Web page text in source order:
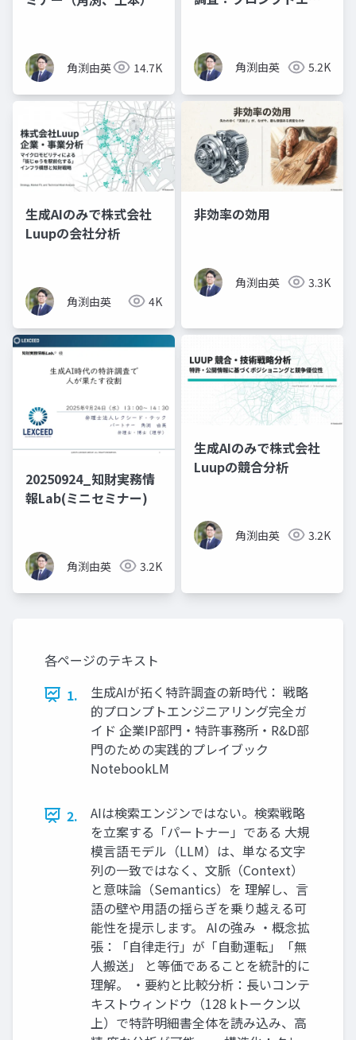
角渕由英 14.7K 角渕由英 5.2K
生成AIのみで株式会社
Luupの会社分析
角渕由英 4K
非効率の効用
角渕由英 3.3K
20250924_知財実務情
報Lab(ミニセミナー)
角渕由英 3.2K
生成AIのみで株式会社
Luupの競合分析
角渕由英 3.2K
各ページのテキスト
1.
生成AIが拓く特許調査の新時代： 戦略
的プロンプトエンジニアリング完全ガ
イド 企業IP部門・特許事務所・R&D部
門のための実践的プレイブック
NotebookLM
2.
AIは検索エンジンではない。検索戦略
を立案する「パートナー」である 大規
模言語モデル（LLM）は、単なる文字
列の一致ではなく、文脈（Context）
と意味論（Semantics）を 理解し、言
語の壁や用語の揺らぎを乗り越える可
能性を提示します。 AIの強み ・概念拡
張：「自律走行」が「自動運転」「無
人搬送」 と等価であることを統計的に
理解。 ・要約と比較分析：長いコンテ
キストウィンドウ（128 kトークン以
上）で特許明細書全体を読み込み、高